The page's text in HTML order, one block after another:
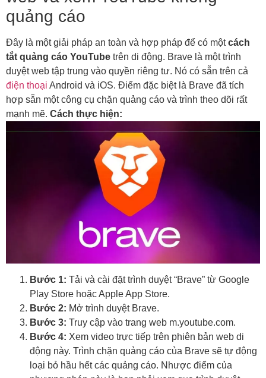
quảng cáo
Đây là một giải pháp an toàn và hợp pháp để có mộtcách
tắt quảng cáo YouTube trên di động. Brave là một trình
duyệt web tập trung vào quyền riêng tư. Nó có sẵn trên cả
điện thoại Android và iOS. Điểm đặc biệt là Brave đã tích
hợp sẵn một công cụ chặn quảng cáo và trình theo dõi rất
mạnh mẽ. Cách thực hiện:
Bước 1: Tải và cài đặt trình duyệt “Brave” từ Google
Play Store hoặc Apple App Store.
Bước 2: Mở trình duyệt Brave.
Bước 3: Truy cập vào trang web m.youtube.com.
Bước 4: Xem video trực tiếp trên phiên bản web di
động này. Trình chặn quảng cáo của Brave sẽ tự động
loại bỏ hầu hết các quảng cáo. Nhược điểm của